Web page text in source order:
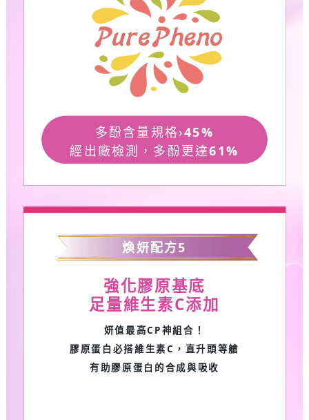
多酚含量規格›45%
經出廠檢測，多酚更達61%
煥妍配方5
強化膠原基底
足量維生素C添加
妍值最高CP神組合！
膠原蛋白必搭維生素C，直升頭等艙
有助膠原蛋白的合成與吸收